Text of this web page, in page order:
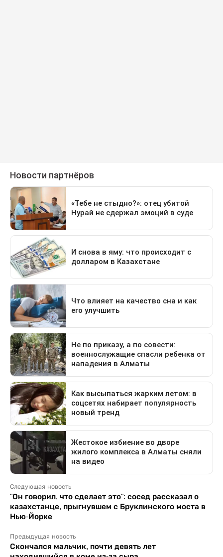
Следующая новость
"Он говорил, что сделает это": сосед рассказал о
казахстанце, прыгнувшем с Бруклинского моста в
Нью-Йорке
Предыдущая новость
Скончался мальчик, почти девять лет